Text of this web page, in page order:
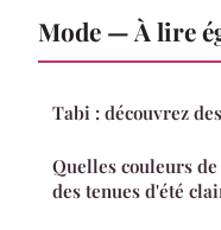
Mode — À lire
Tabi : découvrez
Quelles couleurs
des tenues d'été